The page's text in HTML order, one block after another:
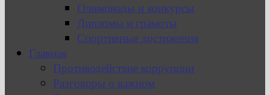
Олимпиады и конкурсы
Дипломы и грамоты
Спортивные достижения
Главная
Противодействие коррупции
Разговоры о важном